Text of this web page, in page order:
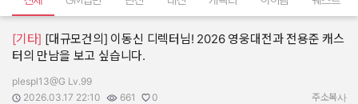
[기타] [대규모건의] 이동신 디렉터님! 2026 영웅대전과 전용준 캐스
터의 만남을 보고 싶습니다.
작성자:
plespl13@G Lv.99
작성일:
2026.03.17 22:10
조회수:
661
추천수:
0 주소복사